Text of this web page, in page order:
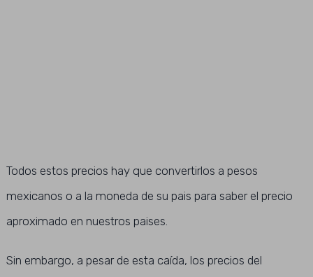
Todos estos precios hay que convertirlos a pesos
mexicanos o a la moneda de su pais para saber el precio
aproximado en nuestros paises.
Sin embargo, a pesar de esta caída, los precios del